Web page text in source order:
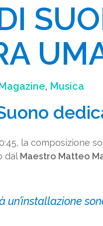
, Musica
la composizione
dal Maestro Matteo
un’installazione